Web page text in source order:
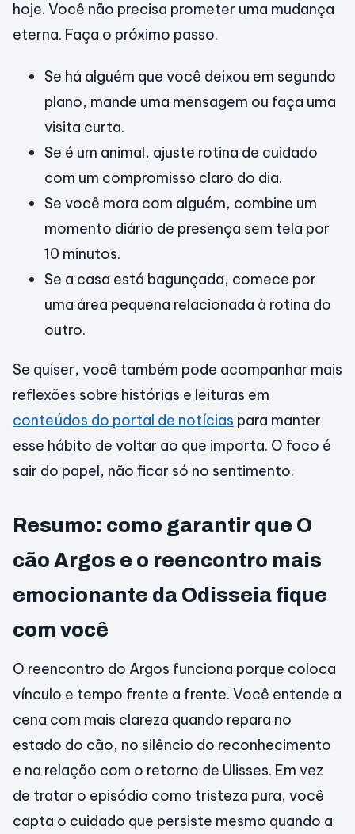
hoje. Você não precisa prometer uma mudança
eterna. Faça o próximo passo.
Se há alguém que você deixou em segundo
plano, mande uma mensagem ou faça uma
visita curta.
Se é um animal, ajuste rotina de cuidado
com um compromisso claro do dia.
Se você mora com alguém, combine um
momento diário de presença sem tela por
10 minutos.
Se a casa está bagunçada, comece por
uma área pequena relacionada à rotina do
outro.
Se quiser, você também pode acompanhar mais
reflexões sobre histórias e leituras em
conteúdos do portal de notícias para manter
esse hábito de voltar ao que importa. O foco é
sair do papel, não ficar só no sentimento.
Resumo: como garantir que O
cão Argos e o reencontro mais
emocionante da Odisseia fique
com você
O reencontro do Argos funciona porque coloca
vínculo e tempo frente a frente. Você entende a
cena com mais clareza quando repara no
estado do cão, no silêncio do reconhecimento
e na relação com o retorno de Ulisses. Em vez
de tratar o episódio como tristeza pura, você
capta o cuidado que persiste mesmo quando a